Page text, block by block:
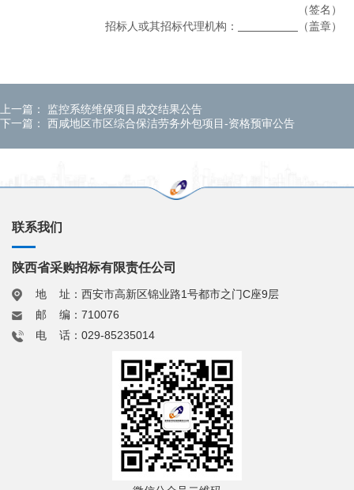
（签名）
招标人或其招标代理机构：
（盖章）
上一篇： 监控系统维保项目成交结果公告
下一篇： 西咸地区市区综合保洁劳务外包项目-资格预审公告
联系我们
陕西省采购招标有限责任公司
地 址：西安市高新区锦业路1号都市之门C座9层
邮 编：710076
电 话：029-85235014